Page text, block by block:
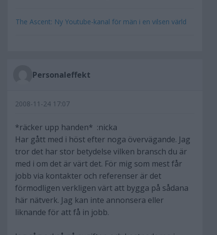
The Ascent: Ny Youtube-kanal för män i en vilsen värld
Personaleffekt
2008-11-24 17:07
*räcker upp handen* :nicka
Har gått med i höst efter noga övervägande. Jag
tror det har stor betydelse vilken bransch du är
med i om det är värt det. För mig som mest får
jobb via kontakter och referenser är det
förmodligen verkligen värt att bygga på sådana
här nätverk. Jag kan inte annonsera eller
liknande för att få in jobb.